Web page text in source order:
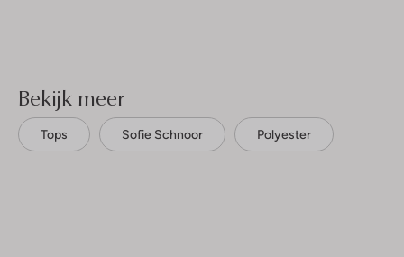
Bekijk meer
Tops Sofie Schnoor Polyester